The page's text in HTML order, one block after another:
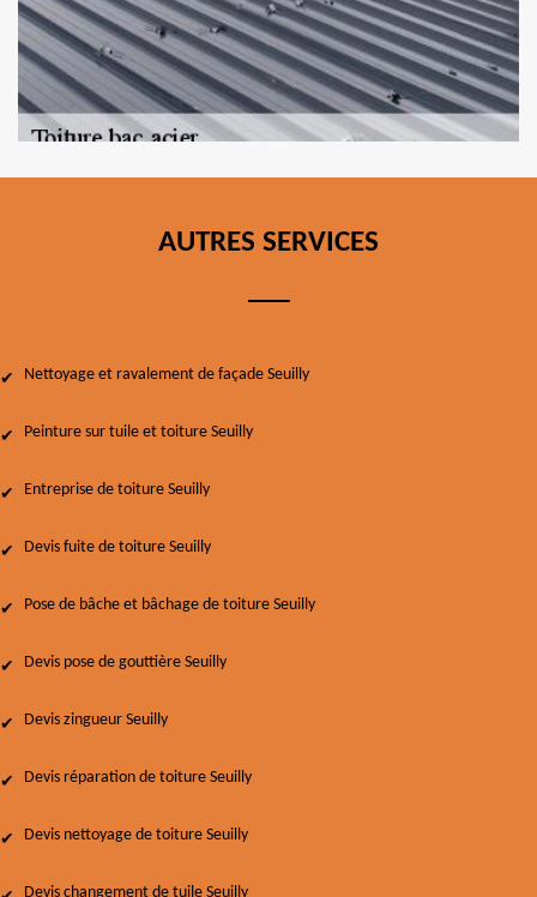
AUTRES SERVICES
Nettoyage et ravalement de façade Seuilly
Peinture sur tuile et toiture Seuilly
Entreprise de toiture Seuilly
Devis fuite de toiture Seuilly
Pose de bâche et bâchage de toiture Seuilly
Devis pose de gouttière Seuilly
Devis zingueur Seuilly
Devis réparation de toiture Seuilly
Devis nettoyage de toiture Seuilly
Devis changement de tuile Seuilly